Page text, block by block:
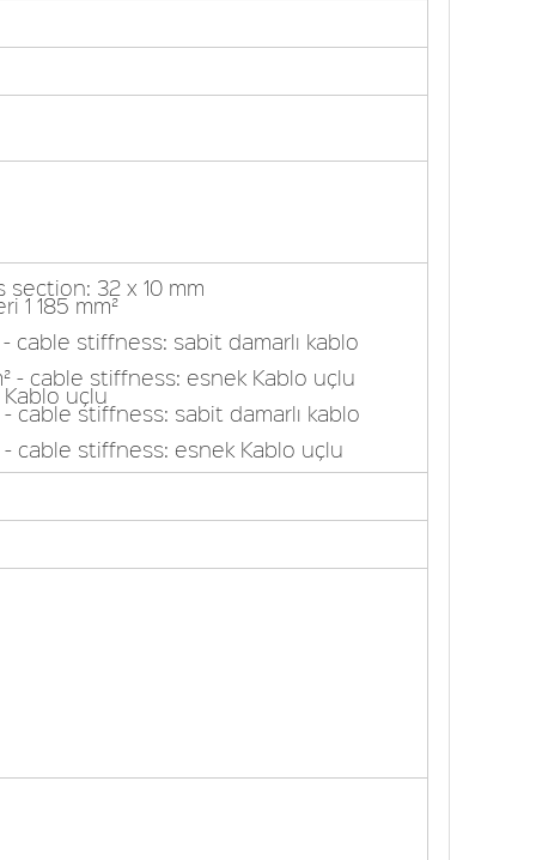
32 x 10 mm
1 185 mm²
cable stiffness: sabit damarlı kablo
- cable stiffness: esnek Kablo uçlu
uçlu
cable stiffness: sabit damarlı kablo
cable stiffness: esnek Kablo uçlu